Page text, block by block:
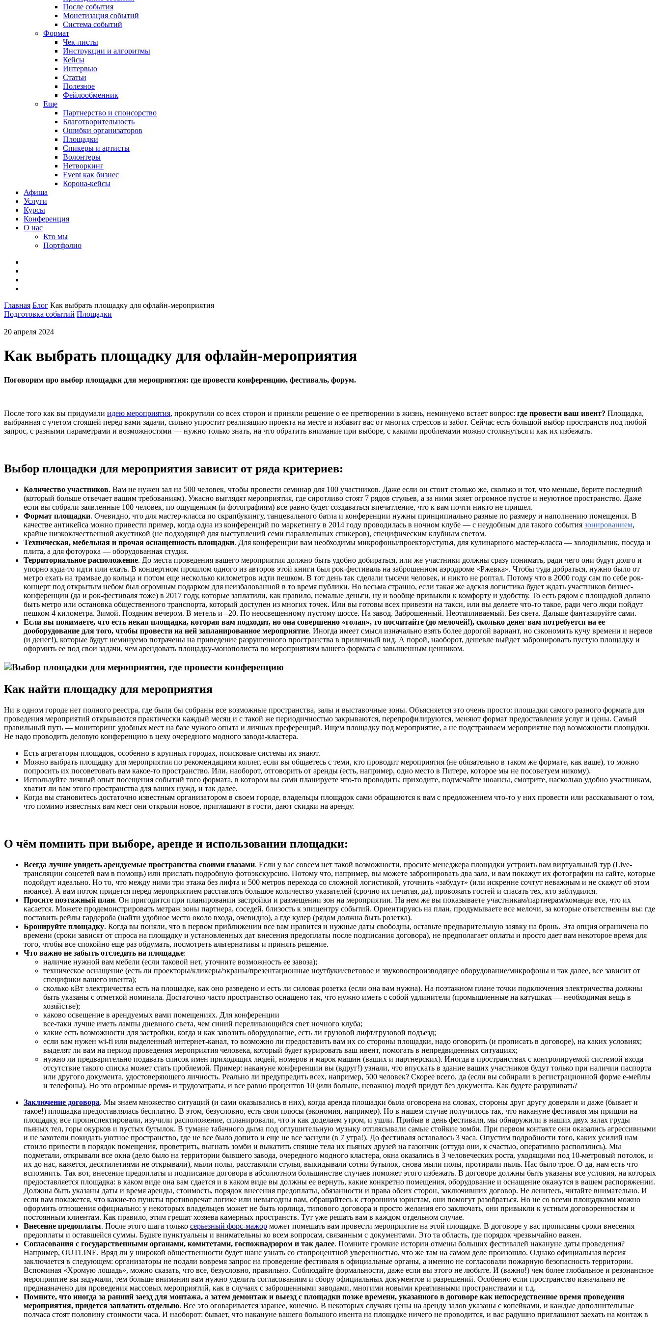
После события
Монетизация событий
Система событий
Формат
Чек-листы
Инструкции и алгоритмы
Кейсы
Интервью
Статьи
Полезное
Фейлообменник
Еще
Партнерство и спонсорство
Благотворительность
Ошибки организаторов
Площадки
Спикеры и артисты
Волонтеры
Нетворкинг
Event как бизнес
Корона-кейсы
Афиша
Услуги
Курсы
Конференция
О нас
Кто мы
Портфолио
Главная Блог Как выбрать площадку для офлайн-мероприятия
Подготовка событий Площадки
20 апреля 2024
Как выбрать площадку для офлайн-мероприятия
Поговорим про выбор площадки для мероприятия: где провести конференцию, фестиваль, форум.
После того как вы придумали идею мероприятия, прокрутили со всех сторон и приняли решение о ее претворении в жизнь, неминуемо встает вопрос: где провести ваш ивент? Площадка,
выбранная с учетом стоящей перед вами задачи, сильно упростит реализацию проекта на месте и избавит вас от многих стрессов и забот. Сейчас есть большой выбор пространств под любой
запрос, с разными параметрами и возможностями — нужно только знать, на что обратить внимание при выборе, с какими проблемами можно столкнуться и как их избежать.
Выбор площадки для мероприятия зависит от ряда критериев:
Количество участников. Вам не нужен зал на 500 человек, чтобы провести семинар для 100 участников. Даже если он стоит столько же, сколько и тот, что меньше, берите последний
(который больше отвечает вашим требованиям). Ужасно выглядят мероприятия, где сиротливо стоят 7 рядов стульев, а за ними зияет огромное пустое и неуютное пространство. Даже
если вы собрали заявленные 100 человек, по ощущениям (и фотографиям) все равно будет создаваться впечатление, что к вам почти никто не пришел.
Формат площадки. Очевидно, что для мастер-класса по скрапбукингу, танцевального батла и конференции нужны принципиально разные по размеру и наполнению помещения. В
качестве антикейса можно привести пример, когда одна из конференций по маркетингу в 2014 году проводилась в ночном клубе — с неудобным для такого события зонированием,
крайне низкокачественной акустикой (не подходящей для выступлений семи параллельных спикеров), специфическим клубным светом.
Техническая, мебельная и прочая оснащенность площадки. Для конференции вам необходимы микрофоны/проектор/стулья, для кулинарного мастер-класса — холодильник, посуда и
плита, а для фотоурока — оборудованная студия.
Территориальное расположение. До места проведения вашего мероприятия должно быть удобно добираться, или же участники должны сразу понимать, ради чего они будут долго и
упорно куда-то идти или ехать. В концертном прошлом одного из авторов этой книги был рок-фестиваль на заброшенном аэродроме «Ржевка». Чтобы туда добраться, нужно было от
метро ехать на трамвае до кольца и потом еще несколько километров идти пешком. В тот день так сделали тысячи человек, и никто не роптал. Потому что в 2000 году сам по себе рок-
концерт под открытым небом был огромным подарком для неизбалованной в то время публики. Но весьма странно, если такая же адская логистика будет ждать участников бизнес-
конференции (да и рок-фестиваля тоже) в 2017 году, которые заплатили, как правило, немалые деньги, ну и вообще привыкли к комфорту и удобству. То есть рядом с площадкой должно
быть метро или остановка общественного транспорта, который доступен из многих точек. Или вы готовы всех привезти на такси, или вы делаете что-то такое, ради чего люди пойдут
пешком 4 километра. Зимой. Поздним вечером. В метель и –20. По неосвещенному пустому шоссе. На завод. Заброшенный. Неотапливаемый. Без света. Дальше фантазируйте сами.
Если вы понимаете, что есть некая площадка, которая вам подходит, но она совершенно «голая», то посчитайте (до мелочей!), сколько денег вам потребуется на ее
дооборудование для того, чтобы провести на ней запланированное мероприятие. Иногда имеет смысл изначально взять более дорогой вариант, но сэкономить кучу времени и нервов
(и денег!), которые будут неминуемо потрачены на приведение разрушенного пространства в приличный вид. А порой, наоборот, дешевле выйдет забронировать пустую площадку и
оформить ее под свои задачи, чем арендовать площадку-монополиста по мероприятиям вашего формата с завышенным ценником.
Как найти площадку для мероприятия
Ни в одном городе нет полного реестра, где были бы собраны все возможные пространства, залы и выставочные зоны. Объясняется это очень просто: площадки самого разного формата для
проведения мероприятий открываются практически каждый месяц и с такой же периодичностью закрываются, перепрофилируются, меняют формат предоставления услуг и цены. Самый
правильный путь — мониторинг удобных мест на базе чужого опыта и личных преференций. Ищем площадку под мероприятие, а не подстраиваем мероприятие под возможности площадки.
Не надо проводить деловую конференцию в цеху очередного модного завода-кластера.
Есть агрегаторы площадок, особенно в крупных городах, поисковые системы их знают.
Можно выбрать площадку для мероприятия по рекомендациям коллег, если вы общаетесь с теми, кто проводит мероприятия (не обязательно в таком же формате, как ваше), то можно
попросить их посоветовать вам какое-то пространство. Или, наоборот, отговорить от аренды (есть, например, одно место в Питере, которое мы не посоветуем никому).
Используйте личный опыт посещения событий того формата, в котором вы сами планируете что-то проводить: приходите, подмечайте нюансы, смотрите, насколько удобно участникам,
хватит ли вам этого пространства для ваших нужд, и так далее.
Когда вы становитесь достаточно известным организатором в своем городе, владельцы площадок сами обращаются к вам с предложением что-то у них провести или рассказывают о том,
что помимо известных вам мест они открыли новое, приглашают в гости, дают скидки на аренду.
О чём помнить при выборе, аренде и использовании площадки:
Всегда лучше увидеть арендуемые пространства своими глазами. Если у вас совсем нет такой возможности, просите менеджера площадки устроить вам виртуальный тур (Live-
трансляции соцсетей вам в помощь) или прислать подробную фотоэкскурсию. Потому что, например, вы можете забронировать два зала, и вам покажут их фотографии на сайте, которые
подойдут идеально. Но то, что между ними три этажа без лифта и 500 метров перехода со сложной логистикой, уточнить «забудут» (или искренне сочтут неважным и не скажут об этом
нюансе). А вам потом придется перед мероприятием расставлять большое количество указателей (срочно их печатая, да), провожать гостей и спасать тех, кто заблудился.
Просите поэтажный план. Он пригодится при планировании застройки и размещении зон на мероприятии. На нем же вы показываете участникам/партнерам/команде все, что их
касается. Можете продемонстрировать метраж зоны партнера, соседей, близость к эпицентру событий. Ориентируясь на план, продумываете все мелочи, за которые ответственны вы: где
поставить рейлы гардероба (найти удобное место около входа, очевидно), а где кулер (рядом должна быть розетка).
Бронируйте площадку. Когда вы поняли, что в первом приближении все вам нравится и нужные даты свободны, оставьте предварительную заявку на бронь. Эта опция ограничена по
времени (сроки зависят от спроса на площадку и установленных дат внесения предоплаты после подписания договора), не предполагает оплаты и просто дает вам некоторое время для
того, чтобы все спокойно еще раз обдумать, посмотреть альтернативы и принять решение.
Что важно не забыть отследить на площадке:
наличие нужной вам мебели (если таковой нет, уточните возможность ее завоза);
техническое оснащение (есть ли проекторы/кликеры/экраны/презентационные ноутбуки/световое и звуковоспроизводящее оборудование/микрофоны и так далее, все зависит от
специфики вашего ивента);
сколько кВт электричества есть на площадке, как оно разведено и есть ли силовая розетка (если она вам нужна). На поэтажном плане точки подключения электричества должны
быть указаны с отметкой номинала. Достаточно часто пространство оснащено так, что нужно иметь с собой удлинители (промышленные на катушках — необходимая вещь в
хозяйстве);
каково освещение в арендуемых вами помещениях. Для конференции
все-таки лучше иметь лампы дневного света, чем синий переливающийся свет ночного клуба;
какие есть возможности для застройки, когда и как завозить оборудование, есть ли грузовой лифт/грузовой подъезд;
если вам нужен wi-fi или выделенный интернет-канал, то возможно ли предоставить вам их со стороны площадки, надо оговорить (и прописать в договоре), на каких условиях;
выделят ли вам на период проведения мероприятия человека, который будет курировать ваш ивент, помогать в непредвиденных ситуациях;
нужно ли предварительно подавать список имен приходящих людей, номеров и марок машин (ваших и партнерских). Иногда в пространствах с контролируемой системой входа
отсутствие такого списка может стать проблемой. Пример: накануне конференции вы (вдруг!) узнали, что впускать в здание ваших участников будут только при наличии паспорта
или другого документа, удостоверяющего личность. Реально ли предупредить всех, например, 500 человек? Скорее всего, да (если вы собирали в регистрационной форме е-мейлы
и телефоны). Но это огромные время- и трудозатраты, и все равно процентов 10 (или больше, неважно) людей придут без документа. Как будете разруливать?
Заключение договора. Мы знаем множество ситуаций (и сами оказывались в них), когда аренда площадки была оговорена на словах, стороны друг другу доверяли и даже (бывает и
такое!) площадка предоставлялась бесплатно. В этом, безусловно, есть свои плюсы (экономия, например). Но в нашем случае получилось так, что накануне фестиваля мы пришли на
площадку, все проинспектировали, изучили расположение, спланировали, что и как доделаем утром, и ушли. Прибыв в день фестиваля, мы обнаружили в наших двух залах груды
пьяных тел, горы окурков и пустых бутылок. В тумане табачного дыма под оглушительную музыку отплясывали самые стойкие зомби. При первом контакте они оказались агрессивными
и не захотели покидать уютное пространство, где не все было допито и еще не все заснули (в 7 утра!). До фестиваля оставалось 3 часа. Опустим подробности того, каких усилий нам
стоило привести в порядок помещения, проветрить, выгнать зомби и выкатить спящие тела их пьяных друзей на газончик (оттуда они, к счастью, оперативно расползлись). Мы
подметали, открывали все окна (дело было на территории бывшего завода, очередного модного кластера, окна оказались в 3 человеческих роста, уходящими под 10-метровый потолок, и
их до нас, кажется, десятилетиями не открывали), мыли полы, расставляли стулья, выкидывали сотни бутылок, снова мыли полы, протирали пыль. Нас было трое. О да, нам есть что
вспомнить. Так вот, внесение предоплаты и подписание договора в абсолютном большинстве случаев поможет этого избежать. В договоре должны быть указаны все условия, на которых
предоставляется площадка: в каком виде она вам сдается и в каком виде вы должны ее вернуть, какие конкретно помещения, оборудование и оснащение окажутся в вашем распоряжении.
Должны быть указаны даты и время аренды, стоимость, порядок внесения предоплаты, обязанности и права обеих сторон, заключивших договор. Не ленитесь, читайте внимательно. И
если вам покажется, что какие-то пункты противоречат логике или невыгодны вам, обращайтесь к сторонним юристам, они помогут разобраться. Но не со всеми площадками можно
оформить отношения официально: у некоторых владельцев может не быть юрлица, типового договора и просто желания его заключать, они привыкли к устным договоренностям и
постоянным клиентам. Как правило, этим грешат хозяева камерных пространств. Тут уже решать вам в каждом отдельном случае.
Внесение предоплаты. После этого шага только серьезный форс-мажор может помешать вам провести мероприятие на этой площадке. В договоре у вас прописаны сроки внесения
предоплаты и оставшейся суммы. Будьте пунктуальны и внимательны ко всем вопросам, связанным с документами. Это та область, где порядок чрезвычайно важен.
Согласования с государственными органами, комитетами, госпожнадзором и так далее. Помните громкие истории отмены больших фестивалей накануне даты проведения?
Например, OUTLINE. Вряд ли у широкой общественности будет шанс узнать со стопроцентной уверенностью, что же там на самом деле произошло. Однако официальная версия
заключается в следующем: организаторы не подали вовремя запрос на проведение фестиваля в официальные органы, а именно не согласовали пожарную безопасность территории.
Вспоминая «Хромую лошадь», можно сказать, что все, безусловно, правильно. Соблюдайте формальности, даже если вы этого не любите. И (важно!) чем более глобальное и резонансное
мероприятие вы задумали, тем больше внимания вам нужно уделить согласованиям и сбору официальных документов и разрешений. Особенно если пространство изначально не
предназначено для проведения массовых мероприятий, как в случаях с заброшенными заводами, многими новыми креативными пространствами и т.д.
Помните, что иногда за ранний заезд для монтажа, а затем демонтаж и выезд с площадки позже времени, указанного в договоре как непосредственное время проведения
мероприятия, придется заплатить отдельно. Все это оговаривается заранее, конечно. В некоторых случаях цены на аренду залов указаны с копейками, и каждые дополнительные
полчаса стоят половину стоимости часа. И наоборот: бывает, что накануне вашего большого ивента на площадке ничего не проводится, и вас радушно приглашают заехать на монтаж в